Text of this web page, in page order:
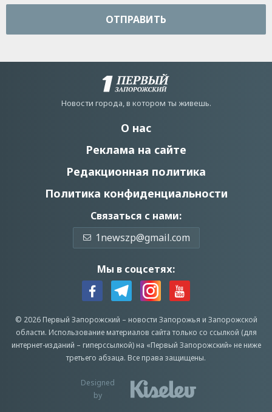
ОТПРАВИТЬ
Новости города, в котором ты живешь.
О нас
Реклама на сайте
Редакционная политика
Политика конфиденциальности
Связаться с нами:
1newszp@gmail.com
Мы в соцсетях:
© 2026 Первый Запорожский – новости Запорожья и Запорожской
области. Использование материалов сайта только со ссылкой (для
интернет-изданий – гиперссылкой) на «Первый Запорожский» не ниже
третьего абзаца. Все права защищены.
Designed
by